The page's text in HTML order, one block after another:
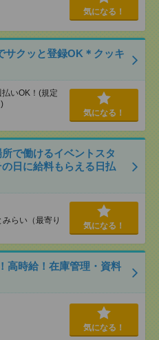
気になる！
サクッと登録OK＊クッキ
いOK！(規定
気になる！
で働けるイベントスタ
日に給料もらえる日払
らい（最寄り
気になる！
高時給！在庫管理・資料
気になる！